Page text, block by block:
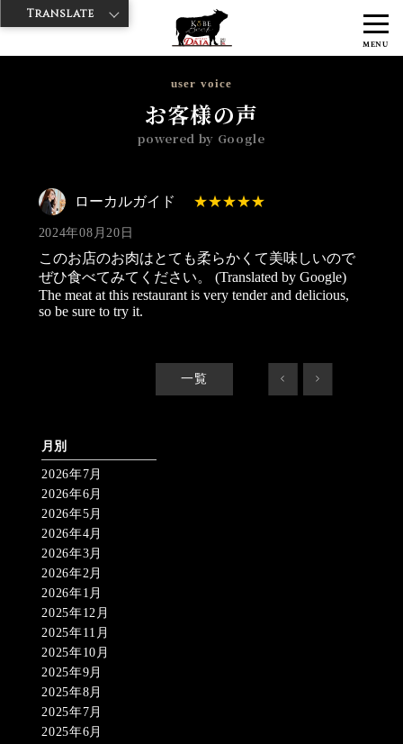
MENU
神戸牛ダイヤ > 神戸牛ダイア すし屋通り店
ロー
user voice
お客様の声
powered by Google
ローカルガイド
2024年08月20日
このお店のお肉はとても柔らかくて美味しいので
ぜひ食べてみてください。 (Translated by Google)
The meat at this restaurant is very tender and delicious,
so be sure to try it.
一覧 < >
月別
2026年7月
2026年6月
2026年5月
2026年4月
2026年3月
2026年2月
2026年1月
2025年12月
2025年11月
2025年10月
2025年9月
2025年8月
2025年7月
2025年6月
Translate